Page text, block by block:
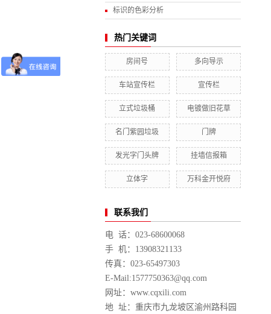
标识的色彩分析
热门关键词
房间号 多向导示
车站宣传栏 宣传栏
立式垃圾桶 电镀做旧花草
名门紫园垃圾 门牌
发光字门头牌 挂墙信报箱
立体字 万科金开悦府
联系我们
电 话：023-68600068
手 机：13908321133
传真：023-65497303
E-Mail:1577750363@qq.com
网址：www.cqxili.com
地 址：重庆市九龙坡区渝州路科园